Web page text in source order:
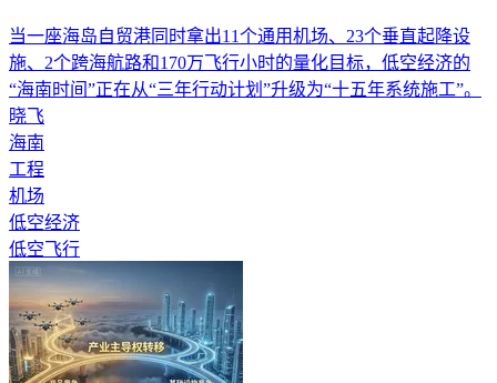
当一座海岛自贸港同时拿出11个通用机场、23个垂直起降设
施、2个跨海航路和170万飞行小时的量化目标，低空经济的
“海南时间”正在从“三年行动计划”升级为“十五年系统施工”。
晓飞
海南
工程
机场
低空经济
低空飞行